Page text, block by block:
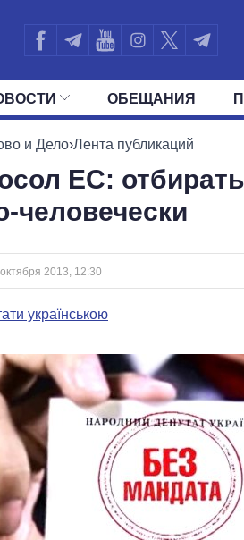
ОБЕЩАНИЯ
ВСЕ ПОЛИТИКИ
и Дело›Лента публикаций
ЕС:
человечески
2013, 12:30
українською